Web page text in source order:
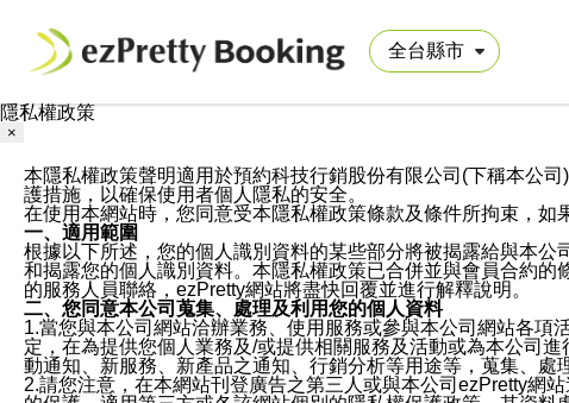
隱私權政策
×
本隱私權政策聲明適用於預約科技行銷股份有限公司(下稱本公
護措施，以確保使用者個人隱私的安全。
在使用本網站時，您同意受本隱私權政策條款及條件所拘束，如
一、適用範圍
根據以下所述，您的個人識別資料的某些部分將被揭露給與本
和揭露您的個人識別資料。本隱私權政策已合併並與會員合約
的服務人員聯絡，ezPretty網站將盡快回覆並進行解釋說明。
二、您同意本公司蒐集、處理及利用您的個人資料
1.當您與本公司網站洽辦業務、使用服務或參與本公司網站各
定，在為提供您個人業務及/或提供相關服務及活動或為本公司
動通知、新服務、新產品之通知、行銷分析等用途等，蒐集、處
2.請您注意，在本網站刊登廣告之第三人或與本公司ezPretty網